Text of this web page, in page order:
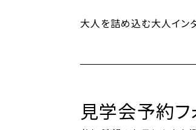
大人を詰め込む大人イ
見学会予約フ